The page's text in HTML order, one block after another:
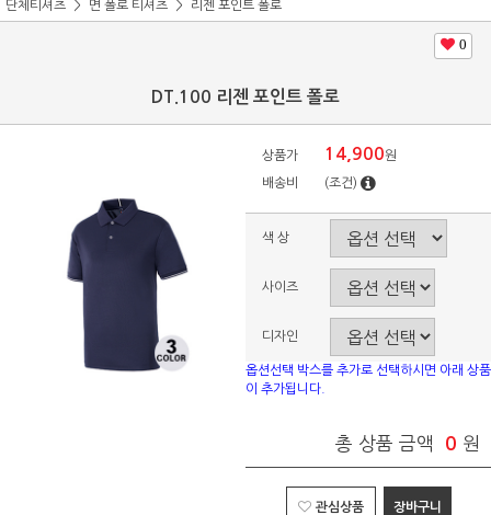
단체티셔츠 면 폴로 티셔츠 리젠 포인트 폴로
0
DT.100 리젠 포인트 폴로
상품가 14,900원
배송비 (조건)
색 상
사이즈
디자인
옵션선택 박스를 추가로 선택하시면 아래 상품
이 추가됩니다.
총 상품 금액 0 원
관심상품 장바구니